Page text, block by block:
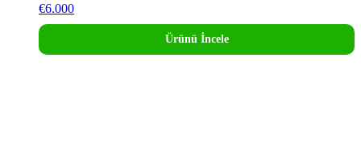
€6.000
Ürünü İncele